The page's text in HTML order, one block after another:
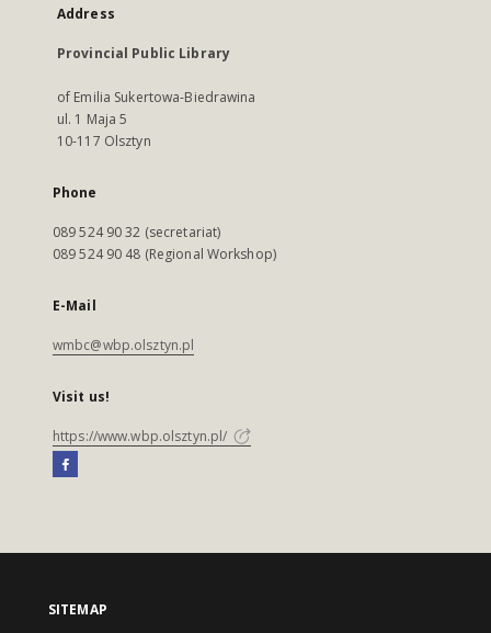
Address
Provincial Public Library
of Emilia Sukertowa-Biedrawina
ul. 1 Maja 5
10-117 Olsztyn
Phone
089 524 90 32 (secretariat)
089 524 90 48 (Regional Workshop)
E-Mail
wmbc@wbp.olsztyn.pl
Visit us!
https://www.wbp.olsztyn.pl/
SITEMAP